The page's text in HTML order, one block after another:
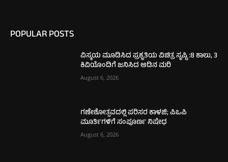
POPULAR POSTS
ವಿಸ್ಮಯ ಮೂಡಿಸಿದ ಪ್ರಕೃತಿಯ ವಿಚಿತ್ರ ಸೃಷ್ಟಿ :8 ಕಾಲು, 3
ಕಿವಿಯೊಂದಿಗೆ ಜನಿಸಿದ ಆಡಿನ ಮರಿ
August 6, 2026
ಗಣೇಶೋತ್ಸವದಲ್ಲಿ ಪರಿಸರ ಕಾಳಜಿ; ಪಿಒಪಿ
ಮೂರ್ತಿಗಳಿಗೆ ಸಂಪೂರ್ಣ ನಿಷೇಧ
August 6, 2026